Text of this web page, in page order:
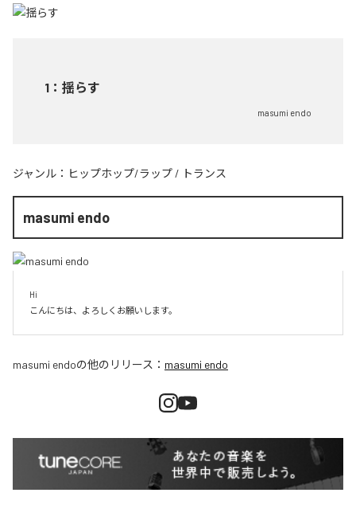
1 ： 揺らす
masumi endo
ジャンル： ヒップホップ/ラップ / トランス
masumi endo
Hi
こんにちは、よろしくお願いします。
masumi endoの他のリリース： masumi endo